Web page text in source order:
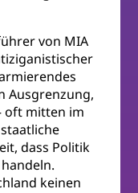
von MIA
Ausgrenzung,
oft mitten im
dass Politik
keinen